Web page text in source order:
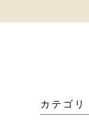
カテゴリ